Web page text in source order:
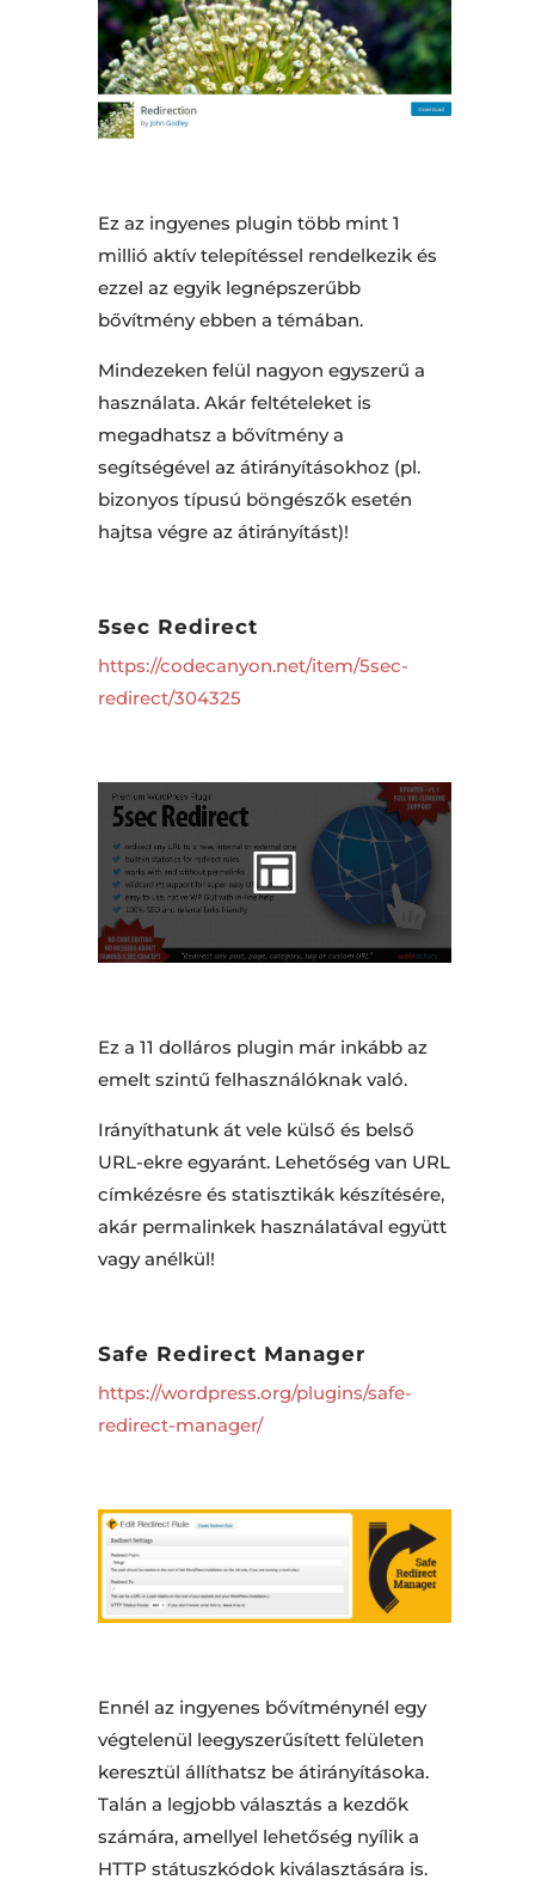
Ez az ingyenes plugin több mint 1
millió aktív telepítéssel rendelkezik és
ezzel az egyik legnépszerűbb
bővítmény ebben a témában.
Mindezeken felül nagyon egyszerű a
használata. Akár feltételeket is
megadhatsz a bővítmény a
segítségével az átirányításokhoz (pl.
bizonyos típusú böngészők esetén
hajtsa végre az átirányítást)!
5sec Redirect
https://codecanyon.net/item/5sec-
redirect/304325
Ez a 11 dolláros plugin már inkább az
emelt szintű felhasználóknak való.
Irányíthatunk át vele külső és belső
URL-ekre egyaránt. Lehetőség van URL
címkézésre és statisztikák készítésére,
akár permalinkek használatával együtt
vagy anélkül!
Safe Redirect Manager
https://wordpress.org/plugins/safe-
redirect-manager/
Ennél az ingyenes bővítménynél egy
végtelenül leegyszerűsített felületen
keresztül állíthatsz be átirányításoka.
Talán a legjobb választás a kezdők
számára, amellyel lehetőség nyílik a
HTTP státuszkódok kiválasztására is.